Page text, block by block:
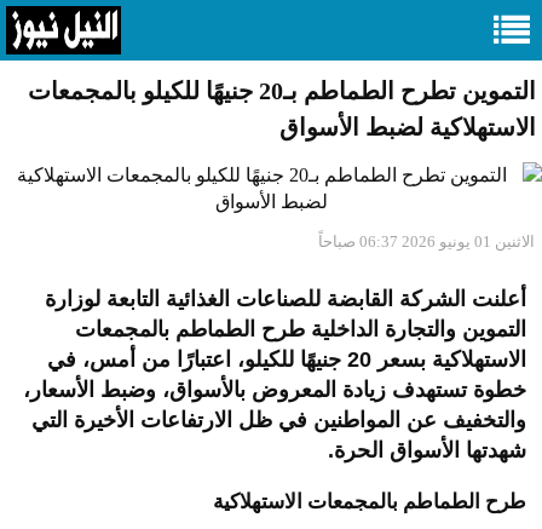
التموين تطرح الطماطم بـ20 جنيهًا للكيلو بالمجمعات
الاستهلاكية لضبط الأسواق
الاثنين 01 يونيو 2026 06:37 صباحاً
أعلنت الشركة القابضة للصناعات الغذائية التابعة لوزارة
التموين والتجارة الداخلية طرح الطماطم بالمجمعات
الاستهلاكية بسعر 20 جنيهًا للكيلو، اعتبارًا من أمس، في
خطوة تستهدف زيادة المعروض بالأسواق، وضبط الأسعار،
والتخفيف عن المواطنين في ظل الارتفاعات الأخيرة التي
شهدتها الأسواق الحرة.
طرح الطماطم بالمجمعات الاستهلاكية